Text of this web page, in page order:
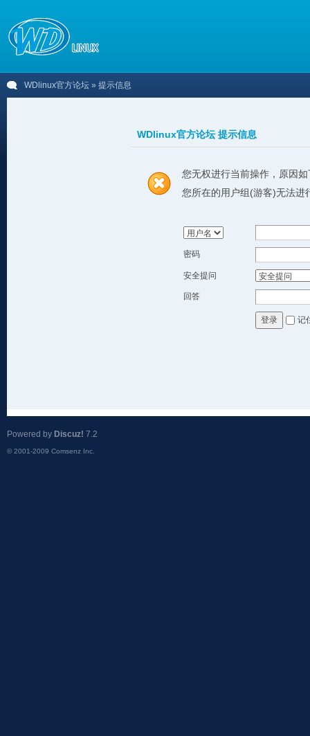
WDlinux官方论坛 » 提示信息
WDlinux官方论坛 提示信息
您无权进行当前操作，原因如
您所在的用户组(游客)无法进
密码
安全提问
回答
登录 记
Powered by Discuz! 7.2
© 2001-2009 Comsenz Inc.